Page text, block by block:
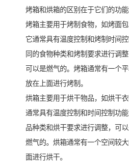
烤箱和烘箱的区别在于它们的功能
烤箱主要用于烤制食物，如烤面包
它通常具有温度控制和烤制时间
同的食物种类和烤制要求进行调
可以是燃气的。烤箱通常有一个
放在上面进行烤制。
烘箱主要用于烘干物品，如烘干
通常具有温度控制和时间控制功
品种类和烘干要求进行调整，可
燃气的。烘箱通常有一个空间较
面进行烘干。